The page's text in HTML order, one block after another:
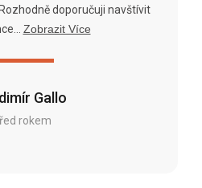
Gallo
rokem
doporučuji navštívit
Zobrazit Více